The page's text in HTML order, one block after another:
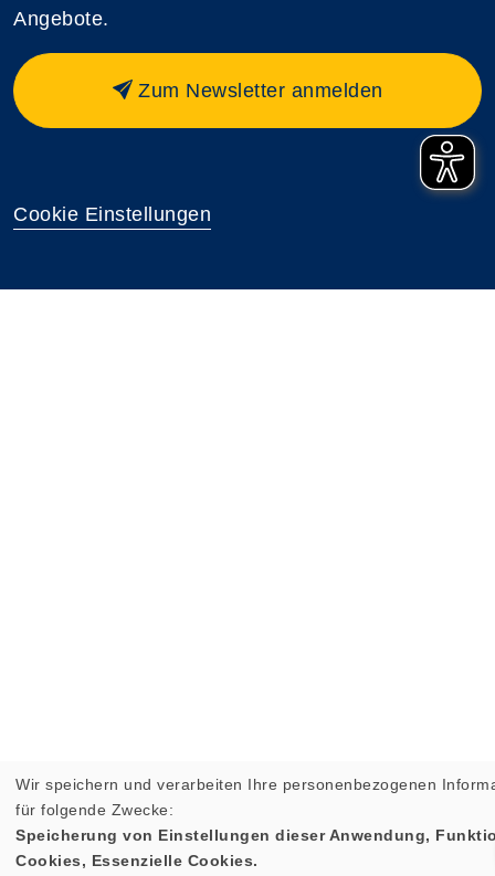
Angebote.
Zum Newsletter anmelden
Cookie Einstellungen
Wir speichern und verarbeiten Ihre personenbezogenen
für folgende Zwecke:
Speicherung von Einstellungen dieser Anwendung,
Cookies, Essenzielle Cookies.